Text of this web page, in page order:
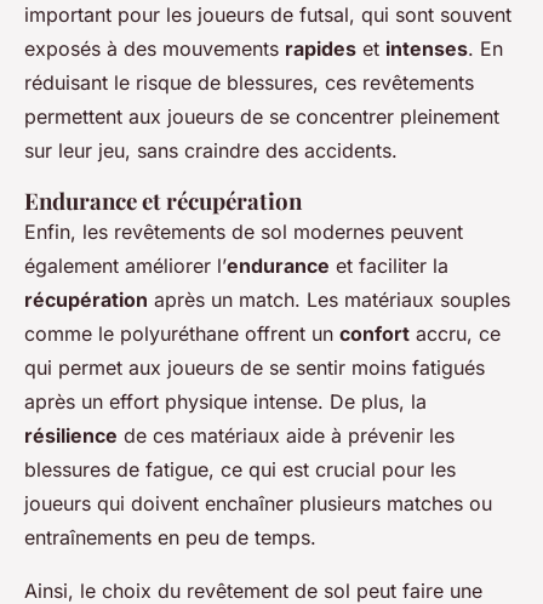
important pour les joueurs de futsal, qui sont souvent
exposés à des mouvements rapides et intenses. En
réduisant le risque de blessures, ces revêtements
permettent aux joueurs de se concentrer pleinement
sur leur jeu, sans craindre des accidents.
Endurance et récupération
Enfin, les revêtements de sol modernes peuvent
également améliorer l’endurance et faciliter la
récupération après un match. Les matériaux souples
comme le polyuréthane offrent un confort accru, ce
qui permet aux joueurs de se sentir moins fatigués
après un effort physique intense. De plus, la
résilience de ces matériaux aide à prévenir les
blessures de fatigue, ce qui est crucial pour les
joueurs qui doivent enchaîner plusieurs matches ou
entraînements en peu de temps.
Ainsi, le choix du revêtement de sol peut faire une